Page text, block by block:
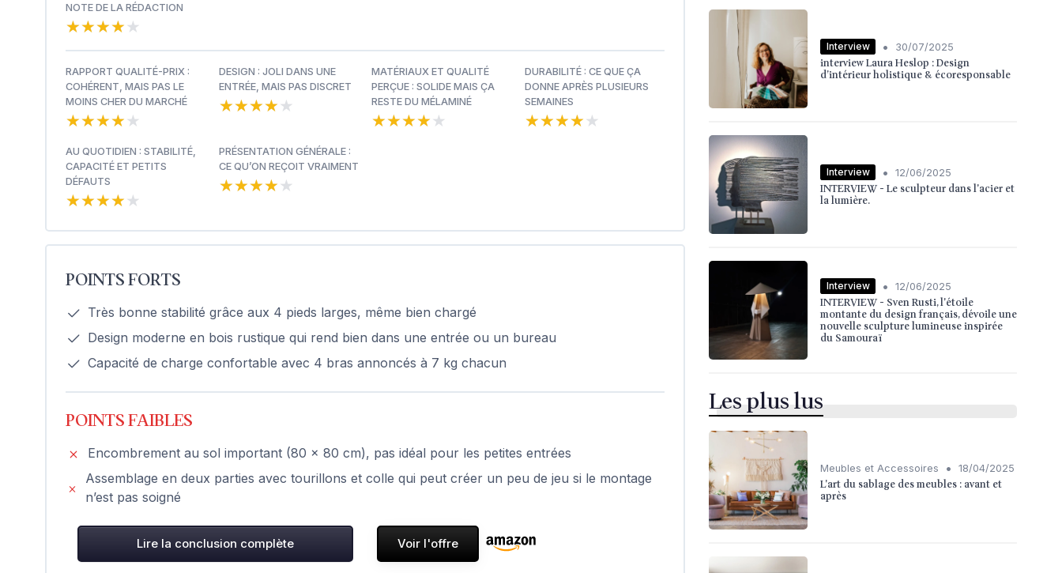
NOTE DE LA RÉDACTION
★★★★★
★★★★★
RAPPORT QUALITÉ-PRIX :
COHÉRENT, MAIS PAS LE
MOINS CHER DU MARCHÉ
★★★★★
★★★★★
DESIGN : JOLI DANS UNE
ENTRÉE, MAIS PAS DISCRET
★★★★★
★★★★★
MATÉRIAUX ET QUALITÉ
PERÇUE : SOLIDE MAIS ÇA
RESTE DU MÉLAMINÉ
★★★★★
★★★★★
DURABILITÉ : CE QUE ÇA
DONNE APRÈS PLUSIEURS
SEMAINES
★★★★★
★★★★★
AU QUOTIDIEN : STABILITÉ,
CAPACITÉ ET PETITS
DÉFAUTS
★★★★★
★★★★★
PRÉSENTATION GÉNÉRALE :
CE QU’ON REÇOIT VRAIMENT
★★★★★
★★★★★
POINTS FORTS
Très bonne stabilité grâce aux 4 pieds larges, même bien chargé
Design moderne en bois rustique qui rend bien dans une entrée ou un bureau
Capacité de charge confortable avec 4 bras annoncés à 7 kg chacun
POINTS FAIBLES
Encombrement au sol important (80 x 80 cm), pas idéal pour les petites entrées
Assemblage en deux parties avec tourillons et colle qui peut créer un peu de jeu si le montage
n’est pas soigné
Lire la conclusion complète Voir l'offre
Interview • 30/07/2025
interview Laura Heslop : Design
d’intérieur holistique & écoresponsable
Interview • 12/06/2025
INTERVIEW - Le sculpteur dans l'acier et
la lumière.
Interview • 12/06/2025
INTERVIEW - Sven Rusti, l'étoile
montante du design français, dévoile une
nouvelle sculpture lumineuse inspirée
du Samouraï
Les plus lus
Meubles et Accessoires • 18/04/2025
L'art du sablage des meubles : avant et
après